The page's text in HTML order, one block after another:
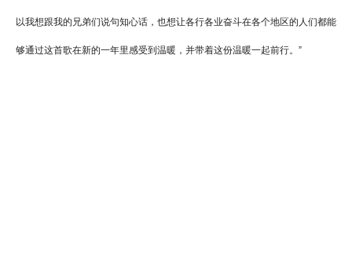
以我想跟我的兄弟们说句知心话，也想让各行各业奋斗在各个地区的人们都能
够通过这首歌在新的一年里感受到温暖，并带着这份温暖一起前行。”